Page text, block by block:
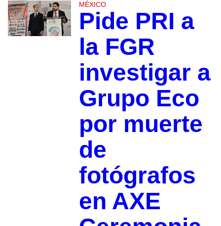
MÉXICO
Pide PRI a
la FGR
investigar a
Grupo Eco
por muerte
de
fotógrafos
en AXE